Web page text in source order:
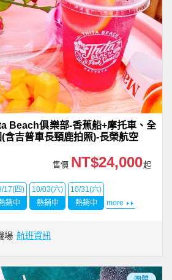
Beach俱樂部-香蕉船+摩托車、全
含吉普車長頸鹿拍照)-長榮航空
售價 NT$24,000起
17(四)
銷中
10/03(六)
熱銷中
10/31(六)
熱銷中
more
場 航班資訊